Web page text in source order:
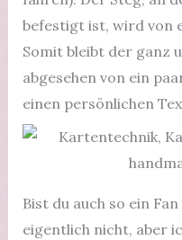
befestigt ist, wird von
Somit bleibt der ganz
abgesehen von ein
einen persönlichen
Bist du auch so ein
eigentlich nicht, aber